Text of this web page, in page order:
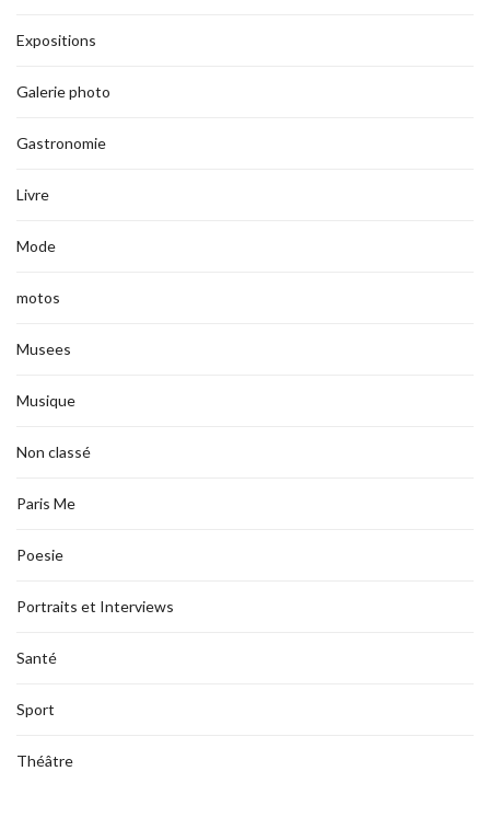
Expositions
Galerie photo
Gastronomie
Livre
Mode
motos
Musees
Musique
Non classé
Paris Me
Poesie
Portraits et Interviews
Santé
Sport
Théâtre